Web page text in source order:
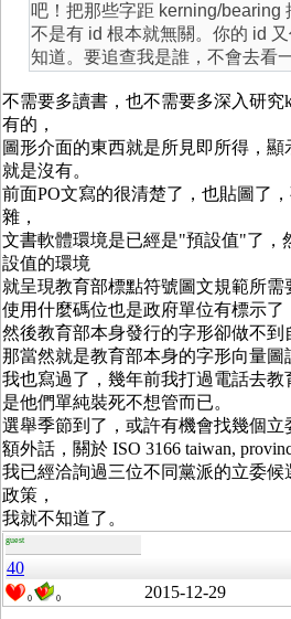
吧！把那些字距 kerning/bearing
不是有 id 根本就無關。你的 id
知道。要追查我是誰，不會去看
不需要多讀書，也不需要多深入研究
有的，
圖形介面的東西就是所見即所得，
就是沒有。
前面PO文寫的很清楚了，也貼圖了
雜，
文書軟體環境是已經是"預設值"了，
設值的環境
就呈現教育部標點符號圖文規範所需
使用什麼碼位也是政府單位有標示了
然後教育部本身發行的字形卻做不到
那當然就是教育部本身的字形向量圖
我也寫過了，幾年前我打過電話去
是他們單純裝死不想管而已。
選舉季節到了，或許有機會找幾個立
額外話，關於 ISO 3166 taiwan,
我已經洽詢過三位不同黨派的立委候
政策，
我就不知道了。
guest
40
0 0 2015-12-29